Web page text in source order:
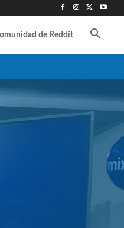
de Reddit